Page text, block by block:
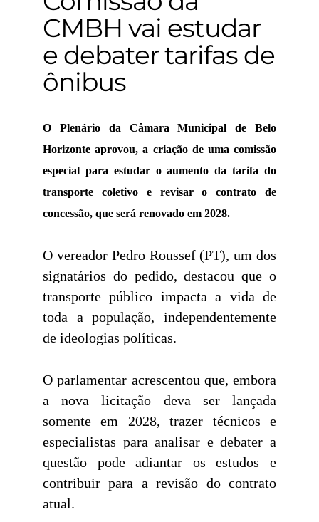
CMBH vai estudar
e debater tarifas de
ônibus
O Plenário da Câmara Municipal de Belo
Horizonte aprovou, a criação de uma comissão
especial para estudar o aumento da tarifa do
transporte coletivo e revisar o contrato de
concessão, que será renovado em 2028.
O vereador Pedro Roussef (PT), um dos
signatários do pedido, destacou que o
transporte público impacta a vida de
toda a população, independentemente
de ideologias políticas.
O parlamentar acrescentou que, embora
a nova licitação deva ser lançada
somente em 2028, trazer técnicos e
especialistas para analisar e debater a
questão pode adiantar os estudos e
contribuir para a revisão do contrato
atual.